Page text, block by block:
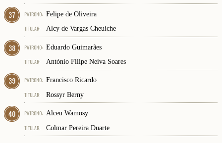
37 PATRONO: Felipe de Oliveira
TITULAR:
Alcy de Vargas Cheuiche
38 PATRONO: Eduardo Guimarães
TITULAR:
António Filipe Neiva Soares
39 PATRONO: Francisco Ricardo
TITULAR:
Rossyr Berny
40 PATRONO: Alceu Wamosy
TITULAR:
Colmar Pereira Duarte